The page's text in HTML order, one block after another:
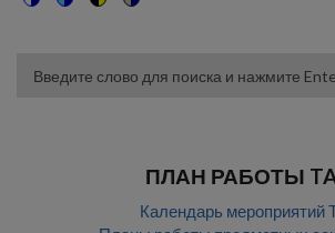
themetheme visibilitytheme
ПЛАН РАБОТЫ
Календарь мероприятий